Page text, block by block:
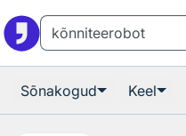
Sõnakogud Keel